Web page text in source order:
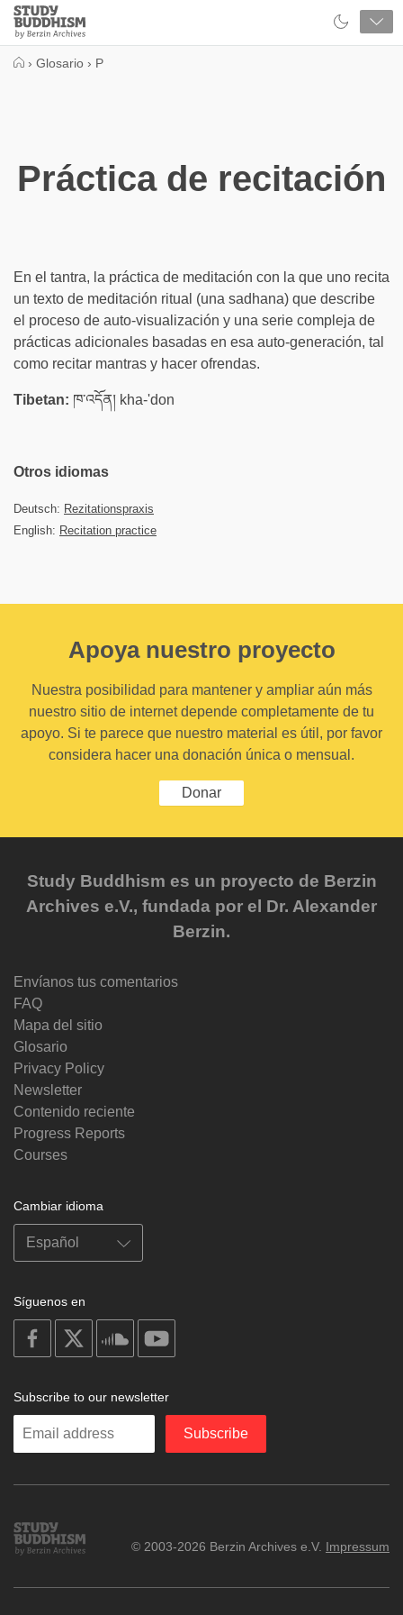
Close
Study
Buddhism
› Glosario › P
Práctica de recitación
En el tantra, la práctica de meditación con la que uno recita
un texto de meditación ritual (una sadhana) que describe
el proceso de auto-visualización y una serie compleja de
prácticas adicionales basadas en esa auto-generación, tal
como recitar mantras y hacer ofrendas.
Tibetan: ཁ་འདོན། kha-'don
Otros idiomas
Deutsch: Rezitationspraxis
English: Recitation practice
Apoya nuestro proyecto
Nuestra posibilidad para mantener y ampliar aún más
nuestro sitio de internet depende completamente de tu
apoyo. Si te parece que nuestro material es útil, por favor
considera hacer una donación única o mensual.
Donar
Study Buddhism es un proyecto de Berzin
Archives e.V., fundada por el Dr. Alexander
Berzin.
Envíanos tus comentarios
FAQ
Mapa del sitio
Glosario
Privacy Policy
Newsletter
Contenido reciente
Progress Reports
Courses
Cambiar idioma
Síguenos en
on
facebook
soundcloud
Subscribe to our newsletter
Enter
Subscribe
Study
Buddhism
© 2003-2026 Berzin Archives e.V. Impressum